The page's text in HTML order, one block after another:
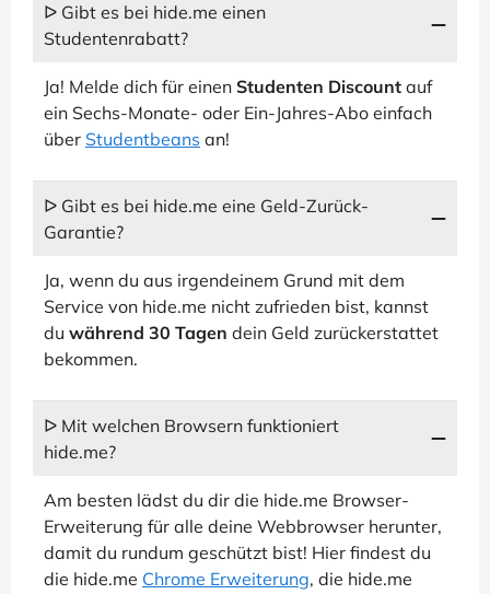
ᐅ Gibt es bei hide.me einen
Studentenrabatt?
Ja! Melde dich für einen Studenten Discount auf
ein Sechs-Monate- oder Ein-Jahres-Abo einfach
über Studentbeans an!
ᐅ Gibt es bei hide.me eine Geld-Zurück-
Garantie?
Ja, wenn du aus irgendeinem Grund mit dem
Service von hide.me nicht zufrieden bist, kannst
du während 30 Tagen dein Geld zurückerstattet
bekommen.
ᐅ Mit welchen Browsern funktioniert
hide.me?
Am besten lädst du dir die hide.me Browser-
Erweiterung für alle deine Webbrowser herunter,
damit du rundum geschützt bist! Hier findest du
die hide.me Chrome Erweiterung, die hide.me